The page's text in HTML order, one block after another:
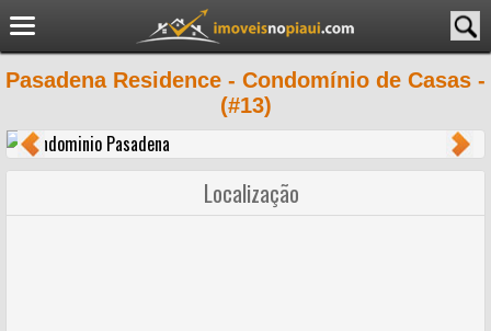
Pasadena Residence - Condomínio de Casas -
(#13)
Localização